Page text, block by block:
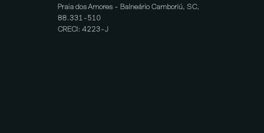
Praia dos Amores - Balneário Camboriú, SC,
88.331-510
CRECI: 4223-J